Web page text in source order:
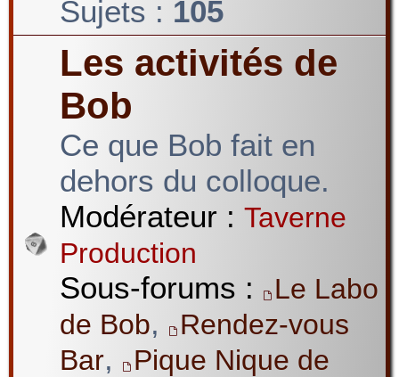
Sujets : 105
Les activités de
Bob
Ce que Bob fait en
dehors du colloque.
Modérateur : Taverne
Production
Sous-forums :
Le Labo
de Bob,
Rendez-vous
Bar,
Pique Nique de